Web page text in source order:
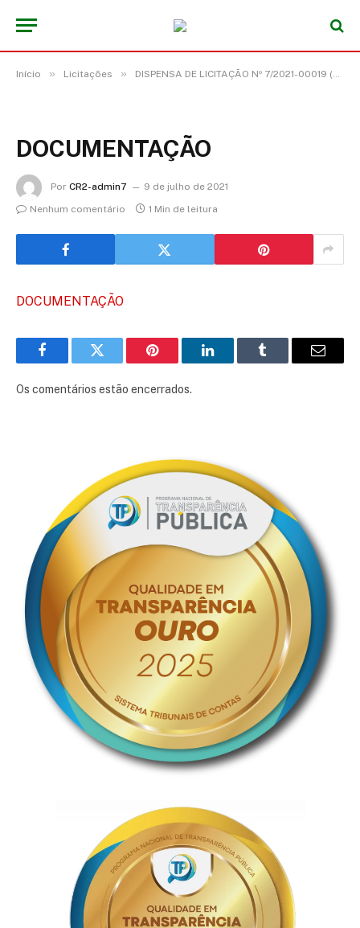
Início » Licitações » DISPENSA DE LICITAÇÃO Nº 7/2021-00019 (LOCAÇÃO DE IMÓVEL PARA FINS NÃO RESIDENCIAIS OBJETIVANDO O FUNCIONAMENTO DA SECRETARIA MUNICIPAL DE HABITAÇÃO)
DOCUMENTAÇÃO
Por CR2-admin7
9 de julho de 2021
Nenhum comentário
1 Min de leitura
DOCUMENTAÇÃO
FacebookTwitter Pinterest LinkedInTumblr
E-
Os comentários estão encerrados.